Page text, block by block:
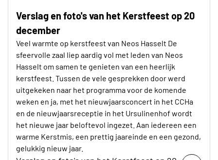
Verslag en foto's van het Kerstfeest op 20
december
Veel warmte op kerstfeest van Neos Hasselt De
sfeervolle zaal liep aardig vol met leden van Neos
Hasselt om samen te genieten van een heerlijk
kerstfeest. Tussen de vele gesprekken door werd
uitgekeken naar het programma voor de komende
weken en ja, met het nieuwjaarsconcert in het CCHa
en de nieuwjaarsreceptie in het Ursulinenhof wordt
het nieuwe jaar beloftevol ingezet. Aan iedereen een
warme Kerstmis, een prettig jaareinde en een gezond,
gelukkig nieuw jaar.